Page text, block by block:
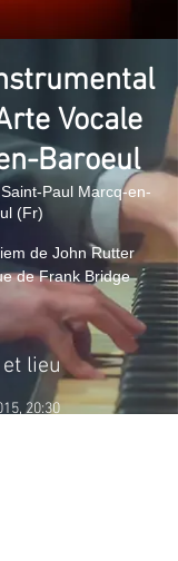
Vocale
Baroeul
Paul Marcq-en-
(Fr)
de John Rutter
de Frank Bridge
lieu
20:30